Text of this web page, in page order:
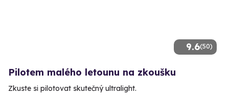
9.6(50)
Pilotem malého letounu na zkoušku
Zkuste si pilotovat skutečný ultralight.